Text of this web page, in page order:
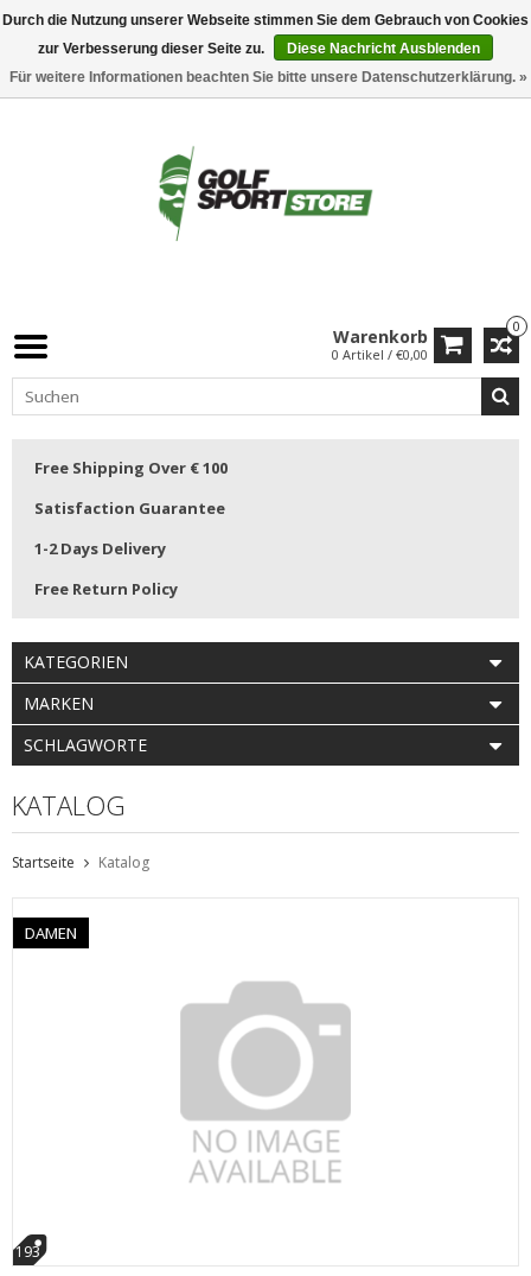
0
Warenkorb
0 Artikel / €0,00
Free Shipping Over € 100
Satisfaction Guarantee
1-2 Days Delivery
Free Return Policy
KATEGORIEN
MARKEN
SCHLAGWORTE
KATALOG
Startseite Katalog
DAMEN
193
Durch die Nutzung unserer Webseite stimmen Sie dem Gebrauch von Cookies
zur Verbesserung dieser Seite zu.
Diese Nachricht Ausblenden
Für weitere Informationen beachten Sie bitte unsere Datenschutzerklärung. »